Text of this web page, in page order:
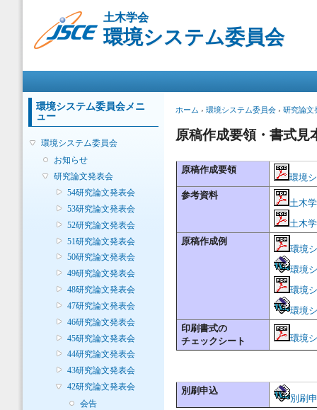
に
移
動
土木学会
環境システム委員会
環境システム委員会メニ
ュー
環境システム委員会
お知らせ
研究論文発表会
54研究論文発表会
53研究論文発表会
52研究論文発表会
51研究論文発表会
50研究論文発表会
49研究論文発表会
48研究論文発表会
47研究論文発表会
46研究論文発表会
45研究論文発表会
44研究論文発表会
43研究論文発表会
42研究論文発表会
会告
現在地
ホーム › 環境システム委員会 › 研究論文
原稿作成要領・書式見
原稿作成要領
環境
参考資料
土木
土木
原稿作成例
環境
環境
環境
環境
印刷書式の
チェックシート
環境
別刷申込
別刷